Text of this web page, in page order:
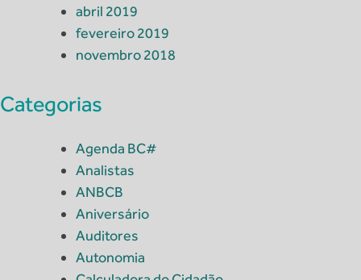
abril 2019
fevereiro 2019
novembro 2018
Categorias
Agenda BC#
Analistas
ANBCB
Aniversário
Auditores
Autonomia